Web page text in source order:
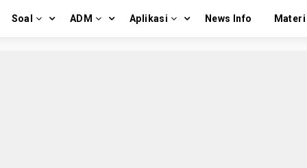
Soal ADM Aplikasi News Info Materi